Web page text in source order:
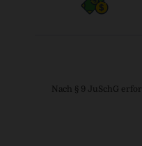
Nach § 9 JuSchG